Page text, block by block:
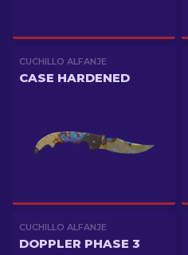
CUCHILLO ALFANJE
CASE HARDENED
CUCHILLO ALFANJE
DOPPLER PHASE 3